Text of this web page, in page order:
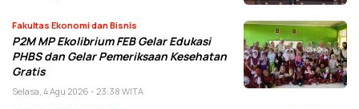
Fakultas Ekonomi dan Bisnis
P2M MP Ekolibrium FEB Gelar Edukasi
PHBS dan Gelar Pemeriksaan Kesehatan
Gratis
Selasa, 4 Agu 2026 - 23:38 WITA